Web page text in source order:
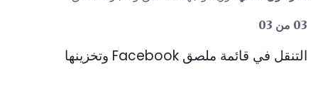
03 من 03
التنقل في قائمة ملصق Facebook وتخزينها